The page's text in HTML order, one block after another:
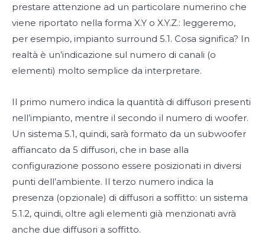
prestare attenzione ad un particolare numerino che
viene riportato nella forma X.Y o X.Y.Z.: leggeremo,
per esempio, impianto surround 5.1. Cosa significa? In
realtà è un’indicazione sul numero di canali (o
elementi) molto semplice da interpretare.
Il primo numero indica la quantità di diffusori presenti
nell’impianto, mentre il secondo il numero di woofer.
Un sistema 5.1, quindi, sarà formato da un subwoofer
affiancato da 5 diffusori, che in base alla
configurazione possono essere posizionati in diversi
punti dell’ambiente. Il terzo numero indica la
presenza (opzionale) di diffusori a soffitto: un sistema
5.1.2, quindi, oltre agli elementi già menzionati avrà
anche due diffusori a soffitto.